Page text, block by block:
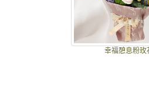
幸福憩息粉玫